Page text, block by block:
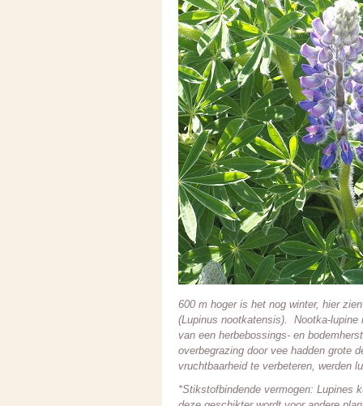
600 m hoger is het nog winter, hier
(Lupinus nootkatensis). Nootka-lupine
van een herbebossings- en
overbegrazing door vee hadden grote
vruchtbaarheid te verbeteren, werden
*Stikstofbindende vermogen: Lupines